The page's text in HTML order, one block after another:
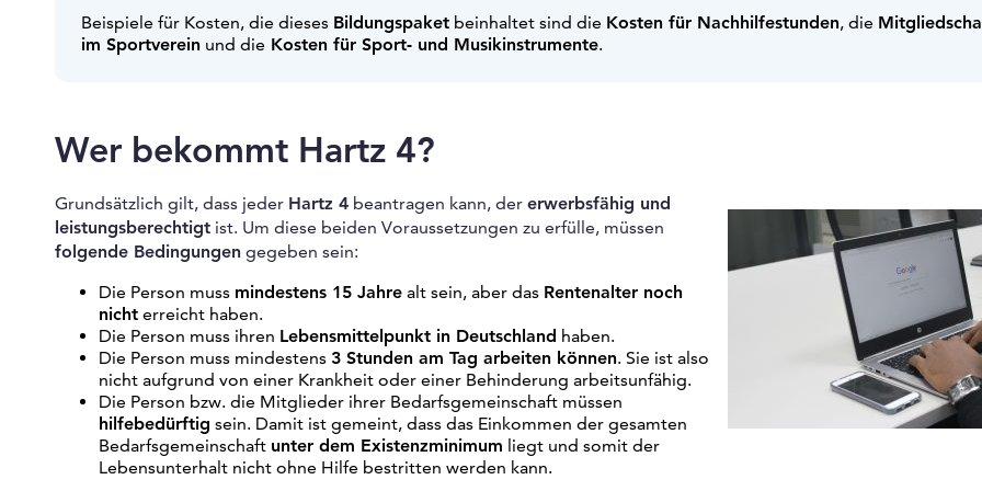
Beispiele für Kosten, die dieses Bildungspaket beinhaltet sind die Kosten für Nachhilfestunden, die
im Sportverein und die Kosten für Sport- und Musikinstrumente.
Wer bekommt Hartz 4?
Grundsätzlich gilt, dass jeder Hartz 4 beantragen kann, der erwerbsfähig und
leistungsberechtigt ist. Um diese beiden Voraussetzungen zu erfülle, müssen
folgende Bedingungen gegeben sein:
Die Person muss mindestens 15 Jahre alt sein, aber das Rentenalter noch
nicht erreicht haben.
Die Person muss ihren Lebensmittelpunkt in Deutschland haben.
Die Person muss mindestens 3 Stunden am Tag arbeiten können. Sie ist also
nicht aufgrund von einer Krankheit oder einer Behinderung arbeitsunfähig.
Die Person bzw. die Mitglieder ihrer Bedarfsgemeinschaft müssen
hilfebedürftig sein. Damit ist gemeint, dass das Einkommen der gesamten
Bedarfsgemeinschaft unter dem Existenzminimum liegt und somit der
Lebensunterhalt nicht ohne Hilfe bestritten werden kann.